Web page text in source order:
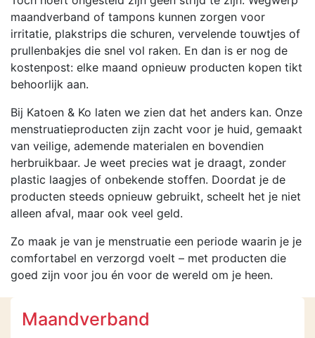
maandverband of tampons kunnen zorgen voor
irritatie, plakstrips die schuren, vervelende touwtjes of
prullenbakjes die snel vol raken. En dan is er nog de
kostenpost: elke maand opnieuw producten kopen tikt
behoorlijk aan.
Bij Katoen & Ko laten we zien dat het anders kan. Onze
menstruatieproducten zijn zacht voor je huid, gemaakt
van veilige, ademende materialen en bovendien
herbruikbaar. Je weet precies wat je draagt, zonder
plastic laagjes of onbekende stoffen. Doordat je de
producten steeds opnieuw gebruikt, scheelt het je niet
alleen afval, maar ook veel geld.
Zo maak je van je menstruatie een periode waarin je je
comfortabel en verzorgd voelt – met producten die
goed zijn voor jou én voor de wereld om je heen.
Maandverband